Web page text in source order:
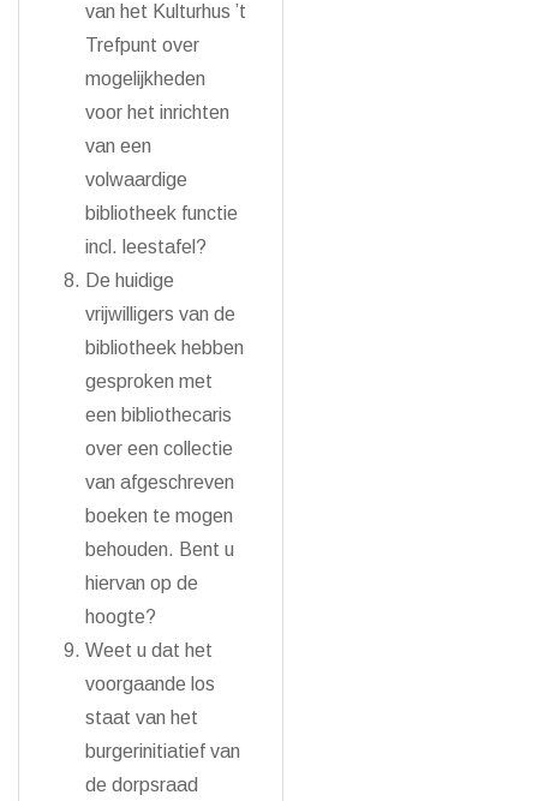
van het Kulturhus ’t
Trefpunt over
mogelijkheden
voor het inrichten
van een
volwaardige
bibliotheek functie
incl. leestafel?
De huidige
vrijwilligers van de
bibliotheek hebben
gesproken met
een bibliothecaris
over een collectie
van afgeschreven
boeken te mogen
behouden. Bent u
hiervan op de
hoogte?
Weet u dat het
voorgaande los
staat van het
burgerinitiatief van
de dorpsraad